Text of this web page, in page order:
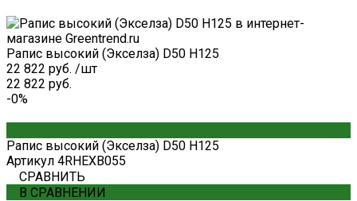
Рапис высокий (Экселза) D50 H125
22 822 руб. /шт
22 822 руб.
-0%
Рапис высокий (Экселза) D50 H125
Артикул 4RHEXB055
СРАВНИТЬ
В СРАВНЕНИИ